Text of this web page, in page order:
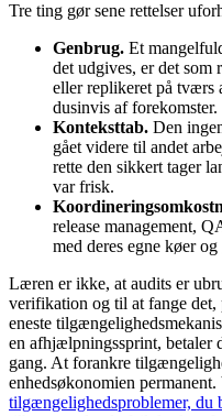
Tre ting gør sene rettelser
Genbrug. Et
det udgives, er det som
eller replikeret på tværs
dusinvis af forekomster.
Konteksttab. Den
gået videre til andet
rette den sikkert tager
var frisk.
release management,
med deres egne køer
Læren er ikke, at audits er
verifikation og til at fange det,
eneste
en afhjælpningssprint, betaler
gang. At forankre
enhedsøkonomien
tilgængelighedsproblemer, du